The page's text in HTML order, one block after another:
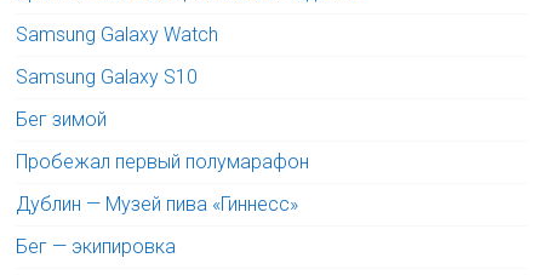
Samsung Galaxy Watch
Samsung Galaxy S10
Бег зимой
Пробежал первый полумарафон
Дублин — Музей пива «Гиннесс»
Бег — экипировка